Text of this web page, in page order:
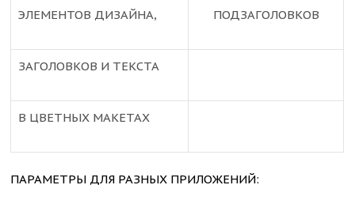
ЭЛЕМЕНТОВ ДИЗАЙНА, ПОДЗАГОЛОВКОВ
ЗАГОЛОВКОВ И ТЕКСТА
В ЦВЕТНЫХ МАКЕТАХ
ПАРАМЕТРЫ ДЛЯ РАЗНЫХ ПРИЛОЖЕНИЙ: